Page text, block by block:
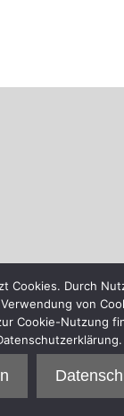
Cookies. Durch
von
Cookie-Nutzung